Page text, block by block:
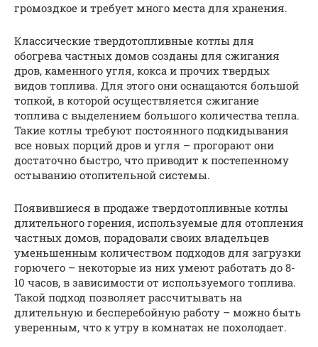
громоздкое и требует много места для хранения.
Классические твердотопливные котлы для
обогрева частных домов созданы для сжигания
дров, каменного угля, кокса и прочих твердых
видов топлива. Для этого они оснащаются большой
топкой, в которой осуществляется сжигание
топлива с выделением большого количества тепла.
Такие котлы требуют постоянного подкидывания
все новых порций дров и угля – прогорают они
достаточно быстро, что приводит к постепенному
остыванию отопительной системы.
Появившиеся в продаже твердотопливные котлы
длительного горения, используемые для отопления
частных домов, порадовали своих владельцев
уменьшенным количеством подходов для загрузки
горючего – некоторые из них умеют работать до 8-
10 часов, в зависимости от используемого топлива.
Такой подход позволяет рассчитывать на
длительную и бесперебойную работу – можно быть
уверенным, что к утру в комнатах не похолодает.